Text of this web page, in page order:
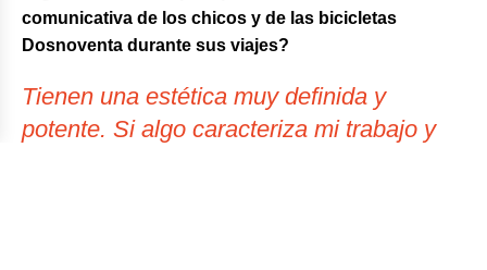
comunicativa de los chicos y de las bicicletas
Dosnoventa durante sus viajes?
Tienen una estética muy definida y
potente. Si algo caracteriza mi trabajo y